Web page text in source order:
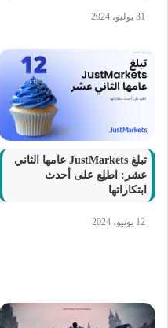
31 يوليو، 2024
تبلغ JustMarkets عامها الثاني
عشر: اطلِع على أحدث
ابتكاراتها
12 يونيو، 2024